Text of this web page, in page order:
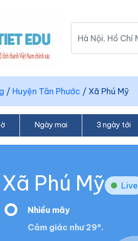
/ Huyện Tân Phước / Xã Phú Mỹ
Ngày mai 3 ngày tới
Phú Mỹ Live
Nhiều mây
Cảm giác như 29°.